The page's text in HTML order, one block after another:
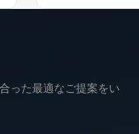
った最適なご提案をい